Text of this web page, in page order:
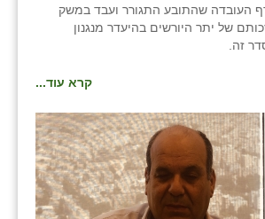
העובדה שהתובע התגורר ועבד במשק
של יתר היורשים בהיעדר מנגנון
זה.
קרא עוד...